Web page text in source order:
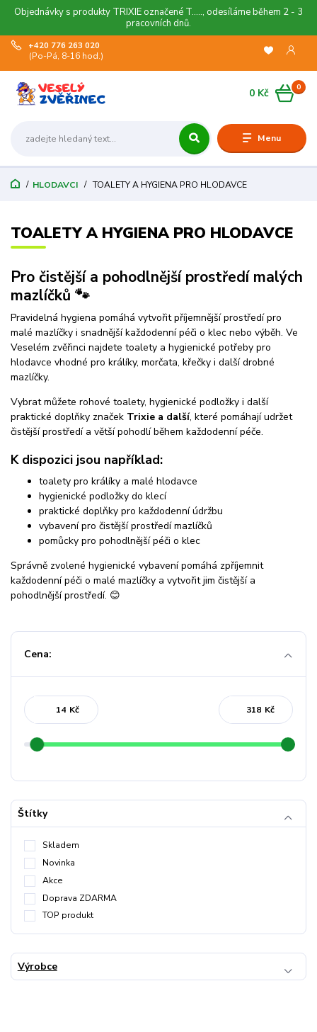
Objednávky s produkty TRIXIE označené T....., odesíláme během 2 - 3
pracovních dnů.
Menu
+420 776 263 020
(Po-Pá, 8-16 hod.)
0
0 Kč
HLODAVCI TOALETY A HYGIENA PRO HLODAVCE
TOALETY A HYGIENA PRO HLODAVCE
Pro čistější a pohodlnější prostředí malých
mazlíčků 🐾
Pravidelná hygiena pomáhá vytvořit příjemnější prostředí pro
malé mazlíčky i snadnější každodenní péči o klec nebo výběh. Ve
Veselém zvěřinci najdete toalety a hygienické potřeby pro
hlodavce vhodné pro králíky, morčata, křečky i další drobné
mazlíčky.
Vybrat můžete rohové toalety, hygienické podložky i další
praktické doplňky značek Trixie a další, které pomáhají udržet
čistější prostředí a větší pohodlí během každodenní péče.
K dispozici jsou například:
toalety pro králíky a malé hlodavce
hygienické podložky do klecí
praktické doplňky pro každodenní údržbu
vybavení pro čistější prostředí mazlíčků
pomůcky pro pohodlnější péči o klec
Správně zvolené hygienické vybavení pomáhá zpříjemnit
každodenní péči o malé mazlíčky a vytvořit jim čistější a
pohodlnější prostředí. 😊
Cena:
Kč Kč
Štítky
Skladem
Novinka
Akce
Doprava ZDARMA
TOP produkt
Výrobce